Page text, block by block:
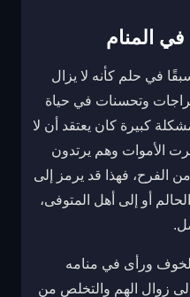
المنام
في حلم كأنه لا يزال
وتحسنات في حياة
كبيرة كان يعتقد أن لا
الأموات وهم يرتدون
الفرح، فهذا قد يرمز إلى
أو إلى أهل المتوفى،
الخوف ورأى في منامه
زوال الهم والتخلص من